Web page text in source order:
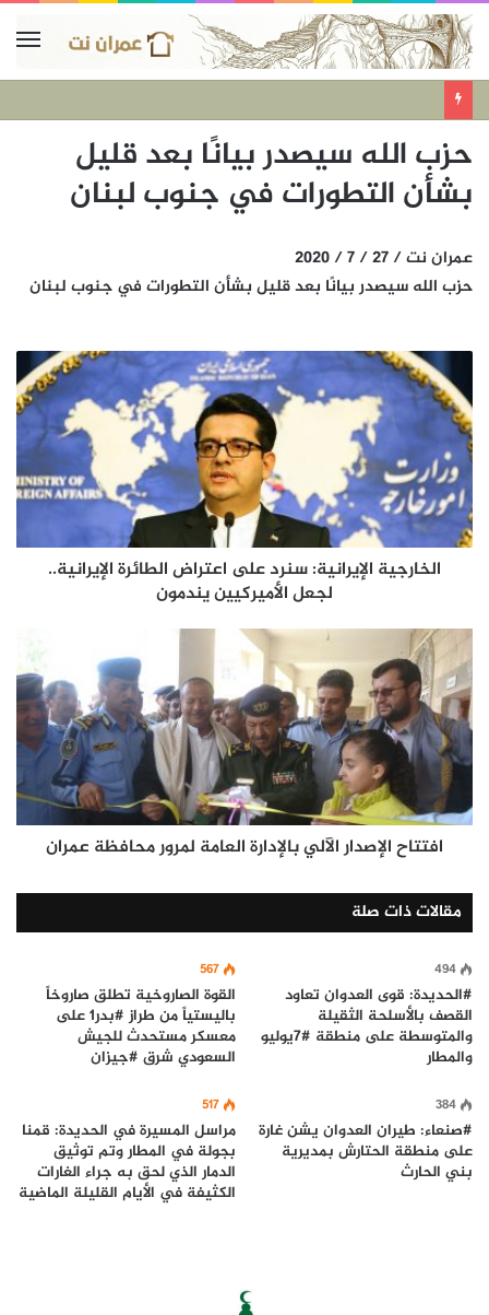
حزب الله سيصدر بيانًا بعد قليل
بشأن التطورات في جنوب لبنان
عمران نت / 27 / 7 / 2020
حزب الله سيصدر بيانًا بعد قليل بشأن التطورات في جنوب لبنان
الخارجية الإيرانية: سنرد على اعتراض الطائرة الإيرانية..
لجعل الأميركيين يندمون
افتتاح الإصدار الآلي بالإدارة العامة لمرور محافظة عمران
مقالات ذات صلة
494
#الحديدة: قوى العدوان تعاود
القصف بالأسلحة الثقيلة
والمتوسطة على منطقة #7يوليو
والمطار
567
القوة الصاروخية تطلق صاروخاً
باليستياً من طراز #بدر1 على
معسكر مستحدث للجيش
السعودي شرق #جيزان
384
#صنعاء: طيران العدوان يشن غارة
على منطقة الحتارش بمديرية
بني الحارث
517
مراسل المسيرة في الحديدة: قمنا
بجولة في المطار وتم توثيق
الدمار الذي لحق به جراء الغارات
الكثيفة في الأيام القليلة الماضية